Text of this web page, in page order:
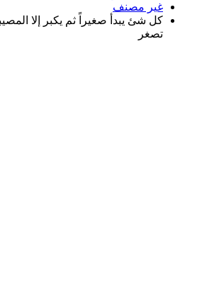
غير مصنف
كل شئ يبدأ صغيراً ثم يكبر إلا
تصغر